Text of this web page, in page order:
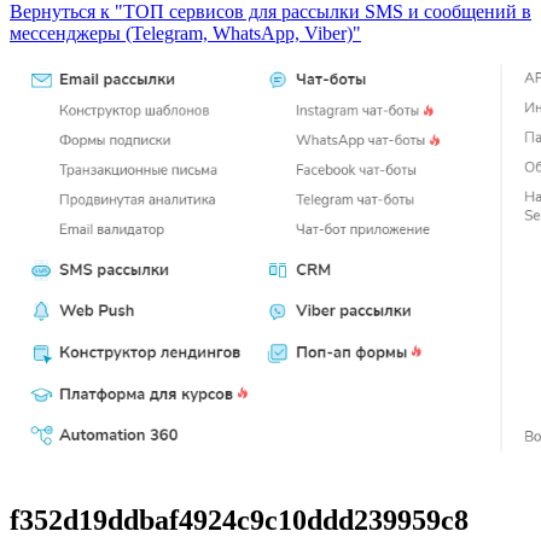
Вернуться к "ТОП сервисов для рассылки SMS и сообщений в
мессенджеры (Telegram, WhatsApp, Viber)"
f352d19ddbaf4924c9c10ddd239959c8